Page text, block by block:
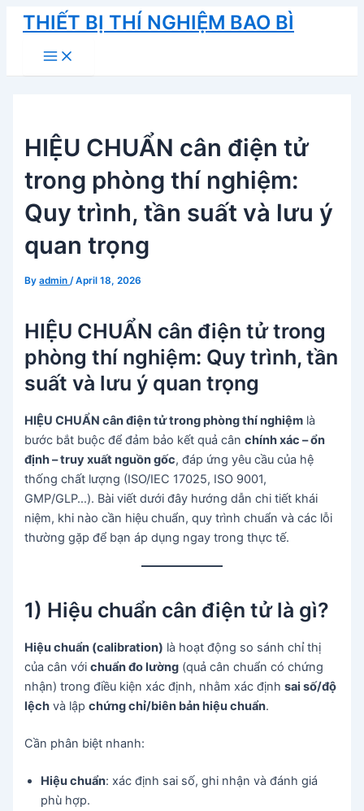
Skip
content
THIẾT BỊ THÍ NGHIỆM BAO BÌ
Main
Menu
HIỆU CHUẨN cân điện tử
trong phòng thí nghiệm:
Quy trình, tần suất và lưu ý
quan trọng
Byadmin/April 18, 2026
HIỆU CHUẨN cân điện tử trong
phòng thí nghiệm: Quy trình, tần
suất và lưu ý quan trọng
HIỆU CHUẨN cân điện tử trong phòng thí nghiệm là
bước bắt buộc để đảm bảo kết quả cânchính xác – ổn
định – truy xuất nguồn gốc, đáp ứng yêu cầu của hệ
thống chất lượng (ISO/IEC 17025, ISO 9001,
GMP/GLP…). Bài viết dưới đây hướng dẫn chi tiết khái
niệm, khi nào cần hiệu chuẩn, quy trình chuẩn và các lỗi
thường gặp để bạn áp dụng ngay trong thực tế.
1) Hiệu chuẩn cân điện tử là gì?
Hiệu chuẩn (calibration) là hoạt động so sánh chỉ thị
của cân vớichuẩn đo lường (quả cân chuẩn có chứng
nhận) trong điều kiện xác định, nhằm xác địnhsai số/độ
lệch và lậpchứng chỉ/biên bản hiệu chuẩn.
Cần phân biệt nhanh:
Hiệu chuẩn: xác định sai số, ghi nhận và đánh giá
phù hợp.